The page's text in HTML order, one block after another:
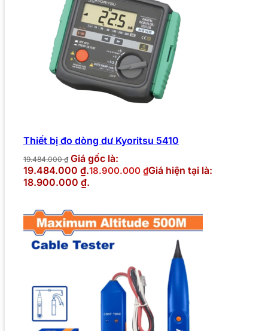
Thiết bị đo dòng dư Kyoritsu 5410
19.484.000₫ Giá gốc là:
19.484.000 ₫.18.900.000 ₫Giá hiện tại là:
18.900.000 ₫.